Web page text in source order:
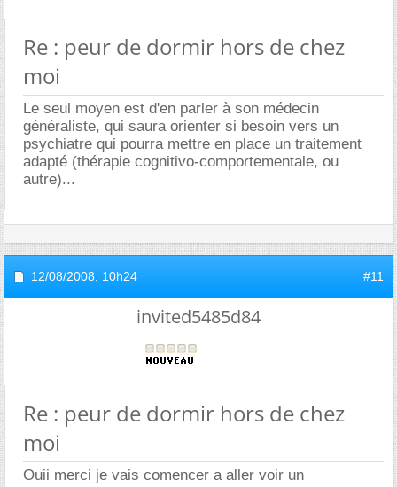
Re : peur de dormir hors de chez
moi
Le seul moyen est d'en parler à son médecin
généraliste, qui saura orienter si besoin vers un
psychiatre qui pourra mettre en place un traitement
adapté (thérapie cognitivo-comportementale, ou
autre)...
12/08/2008, 10h24 #11
invited5485d84
Re : peur de dormir hors de chez
moi
Ouii merci je vais comencer a aller voir un